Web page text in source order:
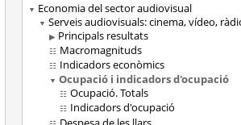
Economia del sector audiovisual
Serveis audiovisuals: cinema, vídeo,
Principals resultats
Macromagnituds
Indicadors econòmics
Ocupació i indicadors d'ocupació
Ocupació. Totals
Indicadors d'ocupació